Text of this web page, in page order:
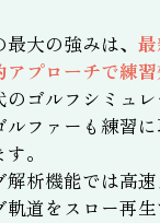
大の強みは、
アプローチで練
のゴルフシミュ
ルファーも練習
。
析機能では高
道をスロー再